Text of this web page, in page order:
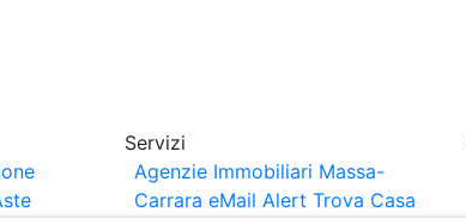
Servizi
Agenzie Immobiliari Massa-
Carrara eMail Alert Trova Casa